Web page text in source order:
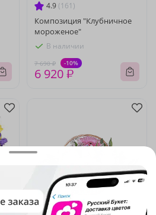
4.9 (161)
Композиция "Клубничное
мороженое"
В наличии
7 690 ₽ -10%
6 920 ₽